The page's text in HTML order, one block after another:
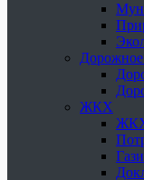
Дорожное
ЖКХ